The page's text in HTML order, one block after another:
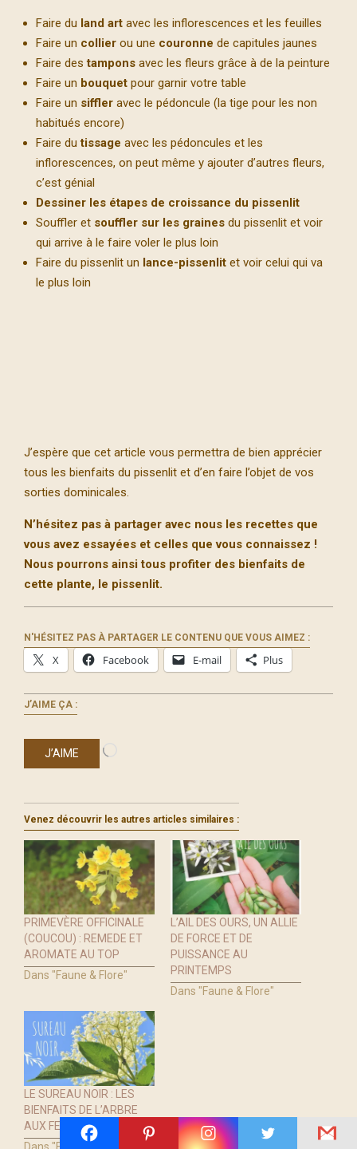
Faire du land art avec les inflorescences et les feuilles
Faire un collier ou une couronne de capitules jaunes
Faire destampons avec les fleurs grâce à de la peinture
Faire un bouquet pour garnir votre table
Faire un siffler avec le pédoncule (la tige pour les non
habitués encore)
Faire dutissage avec les pédoncules et les
inflorescences, on peut même y ajouter d’autres fleurs,
c’est génial
Dessiner les étapes de croissance du pissenlit
Souffler et souffler sur les graines du pissenlit et voir
qui arrive à le faire voler le plus loin
Faire du pissenlit un lance-pissenlit et voir celui qui va
le plus loin
J’espère que cet article vous permettra de bien apprécier
tous les bienfaits du pissenlit et d’en faire l’objet de vos
sorties dominicales.
N’hésitez pas à partager avec nous les recettes que
vous avez essayées et celles que vous connaissez !
Nous pourrons ainsi tous profiter des bienfaits de
cette plante, le pissenlit.
N'HÉSITEZ PAS À PARTAGER LE CONTENU QUE VOUS AIMEZ :
X Facebook E-mail Plus
J’AIME ÇA :
J’AIME
Venez découvrir les autres articles similaires :
PRIMEVÈRE OFFICINALE
(COUCOU) : REMEDE ET
AROMATE AU TOP
Dans "Faune & Flore"
L’AIL DES OURS, UN ALLIE
DE FORCE ET DE
PUISSANCE AU
PRINTEMPS
Dans "Faune & Flore"
LE SUREAU NOIR : LES
BIENFAITS DE L’ARBRE
AUX FEES